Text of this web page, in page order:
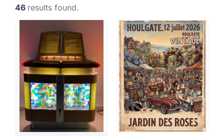
46 results found.